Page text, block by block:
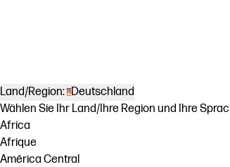
Land/Region: Deutschland
Wählen Sie Ihr Land/Ihre Region und Ihre
Africa
Afrique
América Central